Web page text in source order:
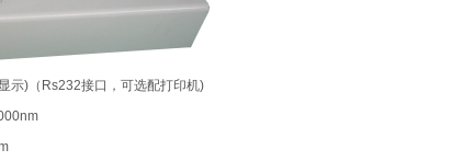
示)（Rs232接口，可选配打印机)